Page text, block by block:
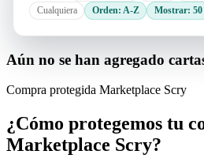
Cualquiera
Orden: A-Z Mostrar: 50
Aún no se han agregado
Compra protegida Marketplace Scry
¿Cómo protegemos tu
Marketplace Scry?